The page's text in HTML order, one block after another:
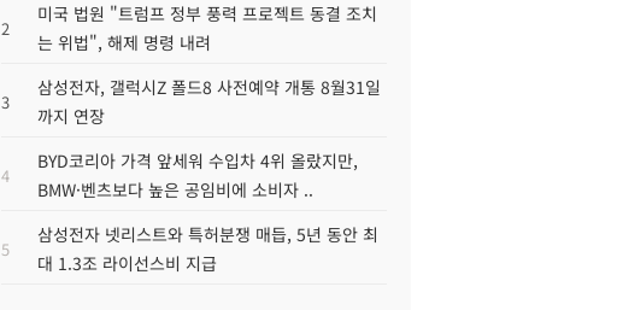
2
미국 법원 "트럼프 정부 풍력 프로젝트 동결 조치
는 위법", 해제 명령 내려
3
삼성전자, 갤럭시Z 폴드8 사전예약 개통 8월31일
까지 연장
4
BYD코리아 가격 앞세워 수입차 4위 올랐지만,
BMW·벤츠보다 높은 공임비에 소비자 ..
5
삼성전자 넷리스트와 특허분쟁 매듭, 5년 동안 최
대 1.3조 라이선스비 지급